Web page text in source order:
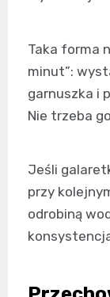
Taka forma
minut”:
garnuszka i
Nie trzeba
Jeśli
przy
odrobiną